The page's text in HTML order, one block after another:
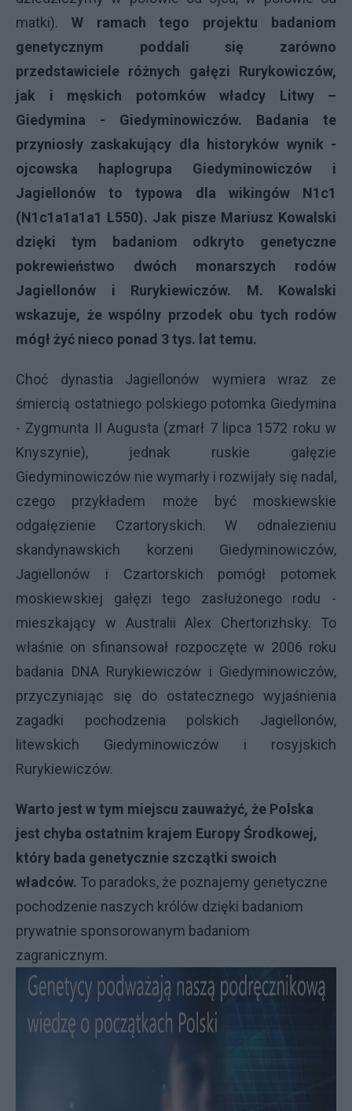
matki). W ramach tego projektu badaniom
genetycznym poddali się zarówno
przedstawiciele różnych gałęzi Rurykowiczów,
jak i męskich potomków władcy Litwy –
Giedymina - Giedyminowiczów. Badania te
przyniosły zaskakujący dla historyków wynik -
ojcowska haplogrupa Giedyminowiczów i
Jagiellonów to typowa dla wikingów N1c1
(N1c1a1a1a1 L550). Jak pisze Mariusz Kowalski
dzięki tym badaniom odkryto genetyczne
pokrewieństwo dwóch monarszych rodów
Jagiellonów i Rurykiewiczów. M. Kowalski
wskazuje, że wspólny przodek obu tych rodów
mógł żyć nieco ponad 3 tys. lat temu.
Choć dynastia Jagiellonów wymiera wraz ze
śmiercią ostatniego polskiego potomka Giedymina
- Zygmunta II Augusta (zmarł 7 lipca 1572 roku w
Knyszynie), jednak ruskie gałęzie
Giedyminowiczów nie wymarły i rozwijały się nadal,
czego przykładem może być moskiewskie
odgałęzienie Czartoryskich. W odnalezieniu
skandynawskich korzeni Giedyminowiczów,
Jagiellonów i Czartorskich pomógł potomek
moskiewskiej gałęzi tego zasłużonego rodu -
mieszkający w Australii Alex Chertorizhsky. To
właśnie on sfinansował rozpoczęte w 2006 roku
badania DNA Rurykiewiczów i Giedyminowiczów,
przyczyniając się do ostatecznego wyjaśnienia
zagadki pochodzenia polskich Jagiellonów,
litewskich Giedyminowiczów i rosyjskich
Rurykiewiczów.
Warto jest w tym miejscu zauważyć, że Polska
jest chyba ostatnim krajem Europy Środkowej,
który bada genetycznie szczątki swoich
władców. To paradoks, że poznajemy genetyczne
pochodzenie naszych królów dzięki badaniom
prywatnie sponsorowanym badaniom
zagranicznym.